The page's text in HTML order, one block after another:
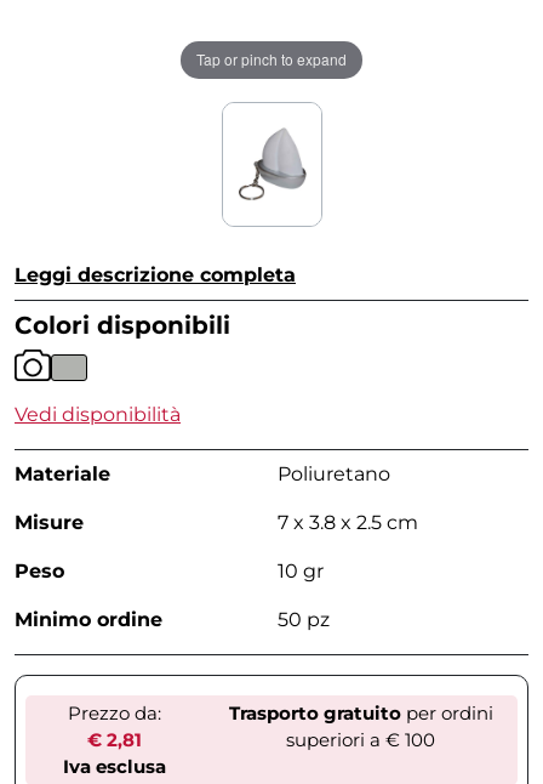
Tap or pinch to expand
Leggi descrizione completa
Colori disponibili
Vedi disponibilità
Materiale Poliuretano
Misure 7 x 3.8 x 2.5 cm
Peso 10 gr
Minimo ordine 50 pz
Prezzo da:
€ 2,81
Iva esclusa
Trasporto gratuitoper ordini
superiori a € 100